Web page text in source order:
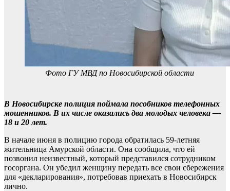
Фото ГУ МВД по Новосибирской области
В Новосибирске полиция поймала пособников телефонных
мошенников. В их числе оказались два молодых человека —
18 и 20 лет.
В начале июня в полицию города обратилась 59-летняя
жительница Амурской области. Она сообщила, что ей
позвонил неизвестный, который представился сотрудником
госоргана. Он убедил женщину передать все свои сбережения
для «декларирования», потребовав приехать в Новосибирск
лично.